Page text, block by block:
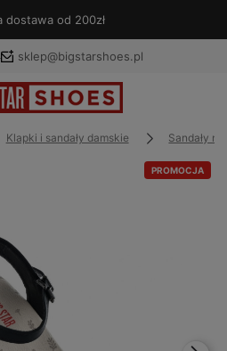
dostawa od 200zł
sklep@bigstarshoes.pl
Klapki i sandały damskie Sandały
PROMOCJA